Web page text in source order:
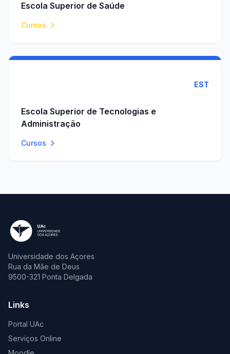
Escola Superior de Saúde
Cursos
EST
Escola Superior de Tecnologias e
Administração
Cursos
Universidade dos Açores
Rua da Mãe de Deus
9500-321 Ponta Delgada
Links
Portal UAc
Serviços Online